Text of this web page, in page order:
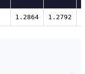
1.2864 1.2792